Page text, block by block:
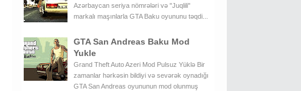
Azərbaycan seriya nömrələri və "Juqlili"
markalı maşınlarla GTA Baku oyununu təqdi...
GTA San Andreas Baku Mod
Yukle
Grand Theft Auto Azeri Mod Pulsuz Yüklə Bir
zamanlar hərkəsin bildiyi və sevərək oynadığı
GTA San Andreas oyununun mod olunmuş